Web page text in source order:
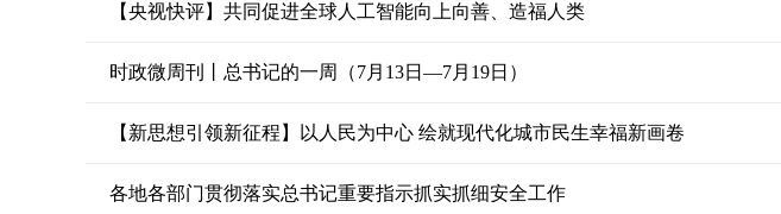
【央视快评】共同促进全球人工智能向上向善、造福人类
时政微周刊丨总书记的一周（7月13日—7月19日）
【新思想引领新征程】以人民为中心 绘就现代化城市民生幸福新画卷
各地各部门贯彻落实总书记重要指示抓实抓细安全工作